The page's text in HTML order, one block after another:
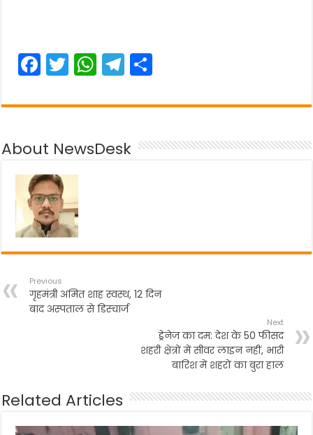
F
a
c
b
o
o
k
T
w
itt
W
h
a
A
T
el
e
a
ar
About NewsDesk
Previous
गृहमंत्री अमित शाह स्वस्थ, 12 दिन
बाद अस्पताल से डिस्चार्ज
Next
ड्रेनेज का दम: देश के 50 फीसद
शहरी क्षेत्रों में सीवर लाइन नहीं, भारी
बारिश में शहरों का बुरा हाल
Related Articles